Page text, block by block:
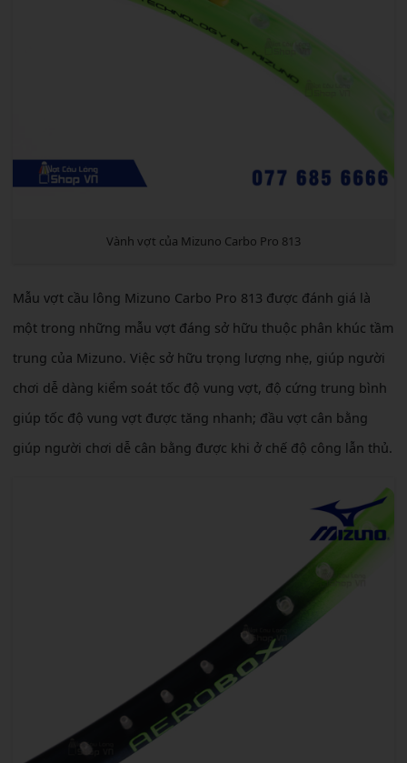
Vành vợt của Mizuno Carbo Pro 813
Mẫu vợt cầu lông Mizuno Carbo Pro 813 được đánh giá là
một trong những mẫu vợt đáng sở hữu thuộc phân khúc tầm
trung của Mizuno. Việc sở hữu trọng lượng nhẹ, giúp người
chơi dễ dàng kiểm soát tốc độ vung vợt, độ cứng trung bình
giúp tốc độ vung vợt được tăng nhanh; đầu vợt cân bằng
giúp người chơi dễ cân bằng được khi ở chế độ công lẫn thủ.